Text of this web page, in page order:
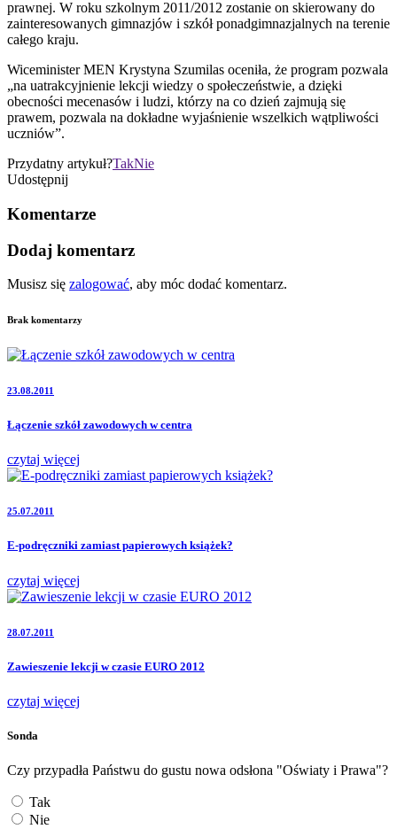
prawnej. W roku szkolnym 2011/2012 zostanie on skierowany do
zainteresowanych gimnazjów i szkół ponadgimnazjalnych na terenie
całego kraju.
Wiceminister MEN Krystyna Szumilas oceniła, że program pozwala
„na uatrakcyjnienie lekcji wiedzy o społeczeństwie, a dzięki
obecności mecenasów i ludzi, którzy na co dzień zajmują się
prawem, pozwala na dokładne wyjaśnienie wszelkich wątpliwości
uczniów”.
Przydatny artykuł?TakNie
Udostępnij
Komentarze
Dodaj komentarz
Musisz się zalogować, aby móc dodać komentarz.
Brak komentarzy
23.08.2011
Łączenie szkół zawodowych w centra
czytaj więcej
25.07.2011
E-podręczniki zamiast papierowych książek?
czytaj więcej
28.07.2011
Zawieszenie lekcji w czasie EURO 2012
czytaj więcej
Sonda
Czy przypadła Państwu do gustu nowa odsłona "Oświaty i Prawa"?
Tak
Nie